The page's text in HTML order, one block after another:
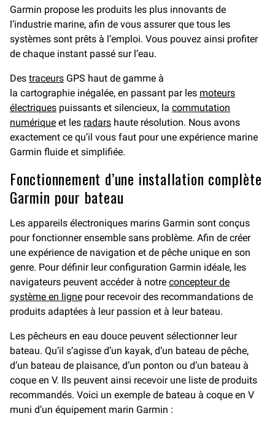
Garmin propose les produits les plus innovants de
l’industrie marine, afin de vous assurer que tous les
systèmes sont prêts à l’emploi. Vous pouvez ainsi profiter
de chaque instant passé sur l’eau.
Des traceurs GPS haut de gamme à
la cartographie inégalée, en passant par les moteurs
électriques puissants et silencieux, la commutation
numérique et les radars haute résolution. Nous avons
exactement ce qu’il vous faut pour une expérience marine
Garmin fluide et simplifiée.
Fonctionnement d’une installation complète
Garmin pour bateau
Les appareils électroniques marins Garmin sont conçus
pour fonctionner ensemble sans problème. Afin de créer
une expérience de navigation et de pêche unique en son
genre. Pour définir leur configuration Garmin idéale, les
navigateurs peuvent accéder à notre concepteur de
système en ligne pour recevoir des recommandations de
produits adaptées à leur passion et à leur bateau.
Les pêcheurs en eau douce peuvent sélectionner leur
bateau. Qu’il s’agisse d’un kayak, d’un bateau de pêche,
d’un bateau de plaisance, d’un ponton ou d’un bateau à
coque en V. Ils peuvent ainsi recevoir une liste de produits
recommandés. Voici un exemple de bateau à coque en V
muni d’un équipement marin Garmin :